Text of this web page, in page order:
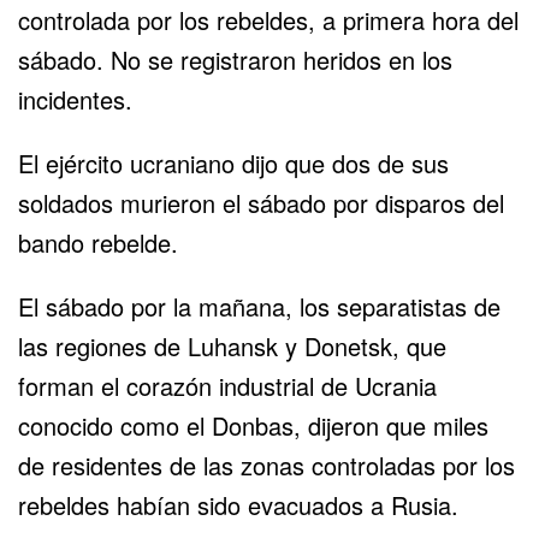
controlada por los rebeldes, a primera hora del
sábado. No se registraron heridos en los
incidentes.
El ejército ucraniano dijo que dos de sus
soldados murieron el sábado por disparos del
bando rebelde.
El sábado por la mañana, los separatistas de
las regiones de Luhansk y Donetsk, que
forman el corazón industrial de Ucrania
conocido como el Donbas, dijeron que miles
de residentes de las zonas controladas por los
rebeldes habían sido evacuados a Rusia.